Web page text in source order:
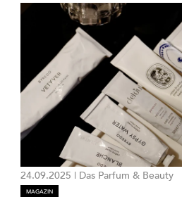
24.09.2025 | Das Parfum & Beauty
MAGAZIN